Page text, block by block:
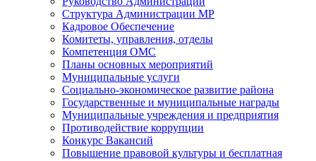
Структура Администрации МР
Кадровое Обеспечение
Комитеты, управления, отделы
Компетенция ОМС
Планы основных мероприятий
Муниципальные услуги
Социально-экономическое развитие района
Государственные и муниципальные награды
Муниципальные учреждения и предприятия
Противодействие коррупции
Конкурс Вакансий
Повышение правовой культуры и бесплатная